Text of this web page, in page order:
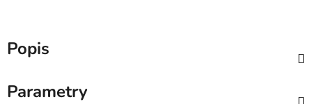
Popis
Parametry